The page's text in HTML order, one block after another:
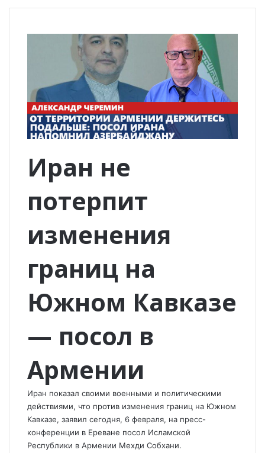
Иран не
потерпит
изменения
границ на
Южном Кавказе
— посол в
Армении
Иран показал своими военными и политическими
действиями, что против изменения границ на Южном
Кавказе, заявил сегодня, 6 февраля, на пресс-
конференции в Ереване посол Исламской
Республики в Армении Мехди Собхани.